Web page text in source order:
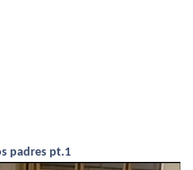
padres pt.1